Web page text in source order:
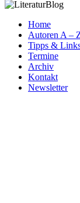
Home
Autoren A –
Tipps &
Termine
Archiv
Kontakt
Newsletter